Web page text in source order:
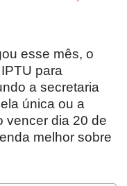
esse mês, o
para
a secretaria
única ou a
vencer dia 20 de
melhor sobre